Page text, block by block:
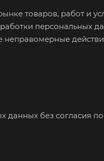
товаров, работ и
персональных
без согласия